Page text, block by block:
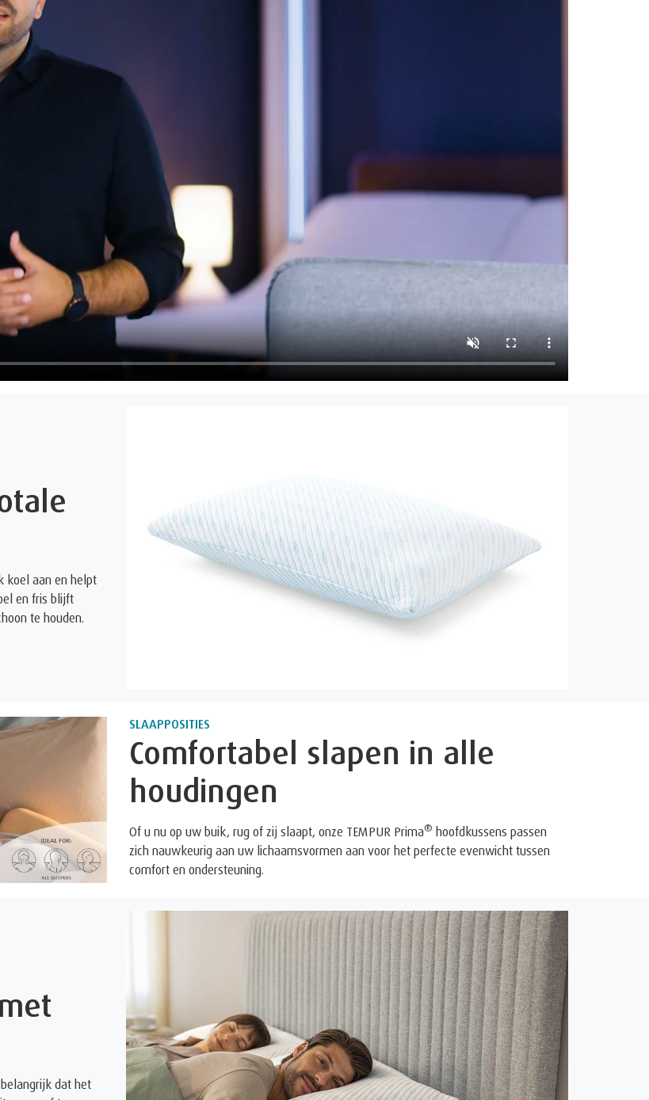
koel aan en helpt
en fris blijft
te houden.
SLAAPPOSITIES
Comfortabel slapen in alle
houdingen
Of u nu op uw buik, rug of zij slaapt, onze TEMPUR Prima® hoofdkussens passen
zich nauwkeurig aan uw lichaamsvormen aan voor het perfecte evenwicht tussen
comfort en ondersteuning.
dat het